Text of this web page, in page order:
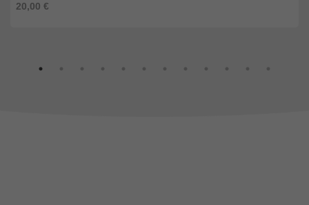
20,00 €